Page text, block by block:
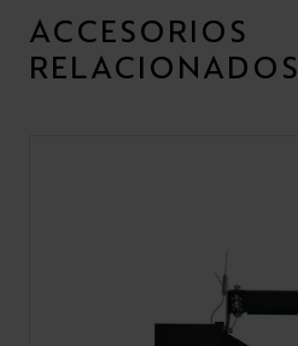
ACCESORIOS
RELACIONADOS